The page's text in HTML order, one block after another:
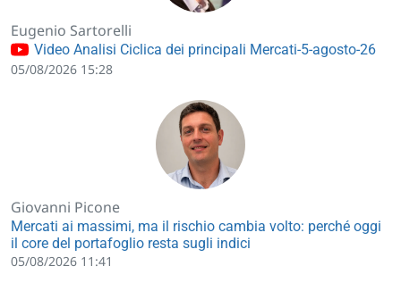
Eugenio Sartorelli
Video Analisi Ciclica dei principali Mercati-5-agosto-26
05/08/2026 15:28
Giovanni Picone
Mercati ai massimi, ma il rischio cambia volto: perché oggi
il core del portafoglio resta sugli indici
05/08/2026 11:41